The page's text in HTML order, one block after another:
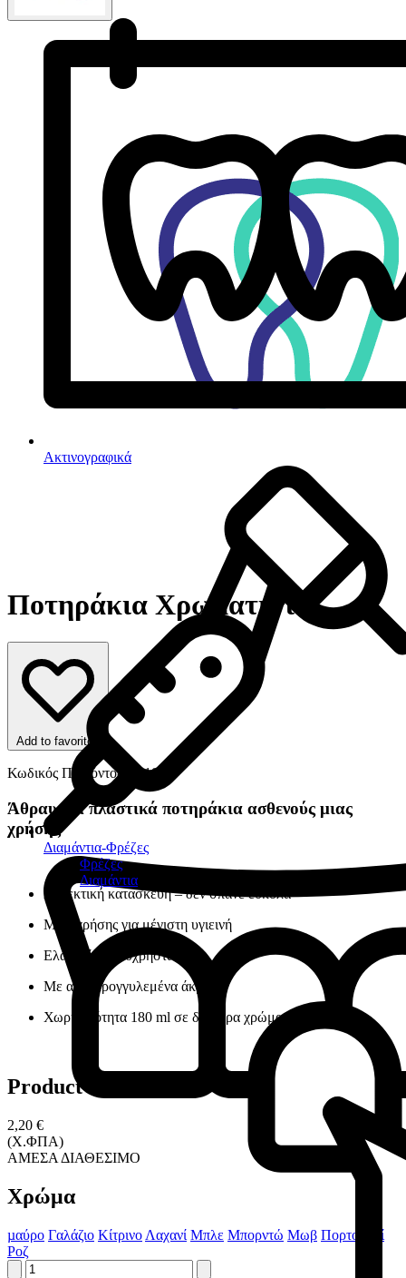
Ακτινογραφικά
Διαμάντια-Φρέζες
Φρέζες
Διαμάντια
Ποτηράκια Χρωματιστά
Add to favorites
Κωδικός Προϊόντος: 10100
Άθραυστα πλαστικά ποτηράκια ασθενούς μιας
χρήσης
Ανθεκτική κατασκευή – δεν σπάνε εύκολα
Μίας χρήσης για μέγιστη υγιεινή
Ελαφριά και εύχρηστα
Με αποστρογγυλεμένα άκρα
Χωρητικότητα 180 ml σε διάφορα χρώματα
Product information
2,20 €
(Χ.ΦΠΑ)
ΑΜΕΣΑ ΔΙΑΘΕΣΙΜΟ
Χρώμα
µαύρο Γαλάζιο Κίτρινο Λαχανί Μπλε Μπορντώ Μωβ Πορτοκαλί
Ροζ